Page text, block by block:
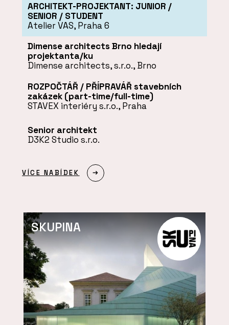
ARCHITEKT-PROJEKTANT: JUNIOR /
SENIOR / STUDENT
Atelier VAS, Praha 6
Dimense architects Brno hledají
projektanta/ku
Dimense architects, s.r.o., Brno
ROZPOČTÁŘ / PŘÍPRAVÁŘ stavebních
zakázek (part-time/full-time)
STAVEX interiéry s.r.o., Praha
Senior architekt
D3K2 Studio s.r.o.
VÍCE NABÍDEK
SKUPINA